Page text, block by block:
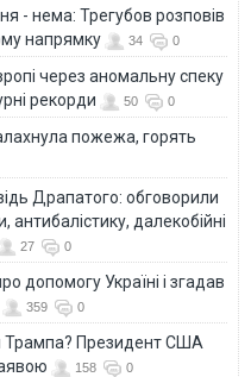
- нема: Трегубов розповів
напрямку
34 0
через аномальну спеку
рекорди
50 0
пожежа, горять
Драпатого: обговорили
далекобійні
27 0
допомогу Україні і згадав
359 0
Трампа? Президент США
158 0